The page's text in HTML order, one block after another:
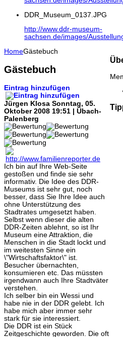
DDR_Museum_0137.JPG
http://www.ddr-museum-
sachsen.de/images/
HomeGästebuch
Gästebuch
Eintrag hinzufügen
Jürgen Klosa Sonntag, 05.
Oktober 2008 19:51 | Übach-
Palenberg
Ich bin auf Ihre Web-Seite
gestoßen und finde sie sehr
informativ. Die Idee des DDR-
Museums ist sehr gut, noch
besser, dass Sie Ihre Idee auch
ohne Unterstützung des
Stadtrates umgesetzt haben.
Selbst wenn dieser die alten
DDR-Zeiten ablehnt, so ist Ihr
Museum eine Attraktion, die
Menschen in die Stadt lockt und
im weitesten Sinne ein
\"Wirtschaftsfaktor\" ist.
Besucher übernachten,
konsumieren etc. Das müssten
irgendwann auch Ihre Stadtväter
verstehen.
Ich selber bin ein Wessi und
habe nie in der DDR gelebt. Ich
habe mich aber immer sehr
stark für sie interessiert.
Die DDR ist ein Stück
Zeitgeschichte geworden. Die oft